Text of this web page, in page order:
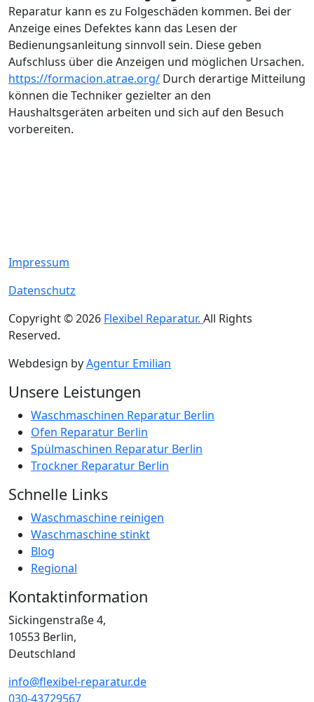
Reparatur kann es zu Folgeschäden kommen. Bei der
Anzeige eines Defektes kann das Lesen der
Bedienungsanleitung sinnvoll sein. Diese geben
Aufschluss über die Anzeigen und möglichen Ursachen.
https://formacion.atrae.org/ Durch derartige Mitteilung
können die Techniker gezielter an den
Haushaltsgeräten arbeiten und sich auf den Besuch
vorbereiten.
Impressum
Datenschutz
Copyright © 2026 Flexibel Reparatur. All Rights
Reserved.
Webdesign byAgentur Emilian
Unsere Leistungen
Waschmaschinen Reparatur Berlin
Ofen Reparatur Berlin
Spülmaschinen Reparatur Berlin
Trockner Reparatur Berlin
Schnelle Links
Waschmaschine reinigen
Waschmaschine stinkt
Blog
Regional
Kontaktinformation
Sickingenstraße 4,
10553 Berlin,
Deutschland
info@flexibel-reparatur.de
030-43729567